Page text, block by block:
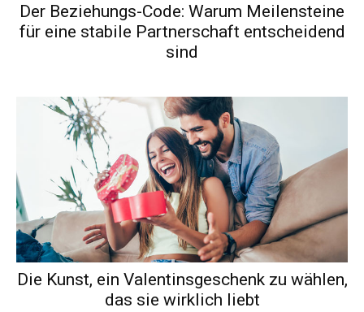
Der Beziehungs-Code: Warum Meilensteine
für eine stabile Partnerschaft entscheidend
sind
Die Kunst, ein Valentinsgeschenk zu wählen,
das sie wirklich liebt